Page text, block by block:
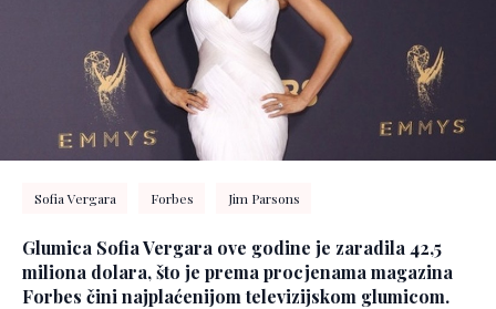
Sofia Vergara Forbes Jim Parsons
Glumica Sofia Vergara ove godine je zaradila 42,5
miliona dolara, što je prema procjenama magazina
Forbes čini najplaćenijom televizijskom glumicom.